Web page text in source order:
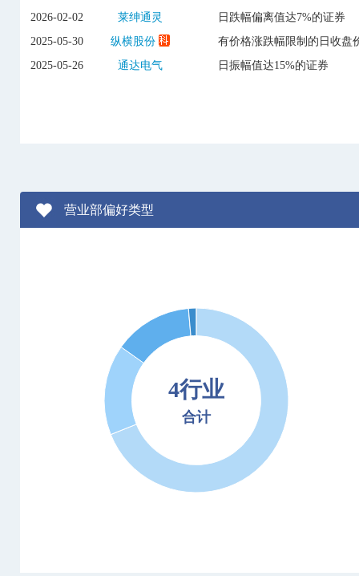
2026-02-02
莱绅通灵
日跌幅偏离值达7%的证券
2025-05-30
纵横股份
有价格涨跌幅限制的日收盘
2025-05-26
通达电气 日振幅值达15%的证券
营业部偏好类型
4行业
合计